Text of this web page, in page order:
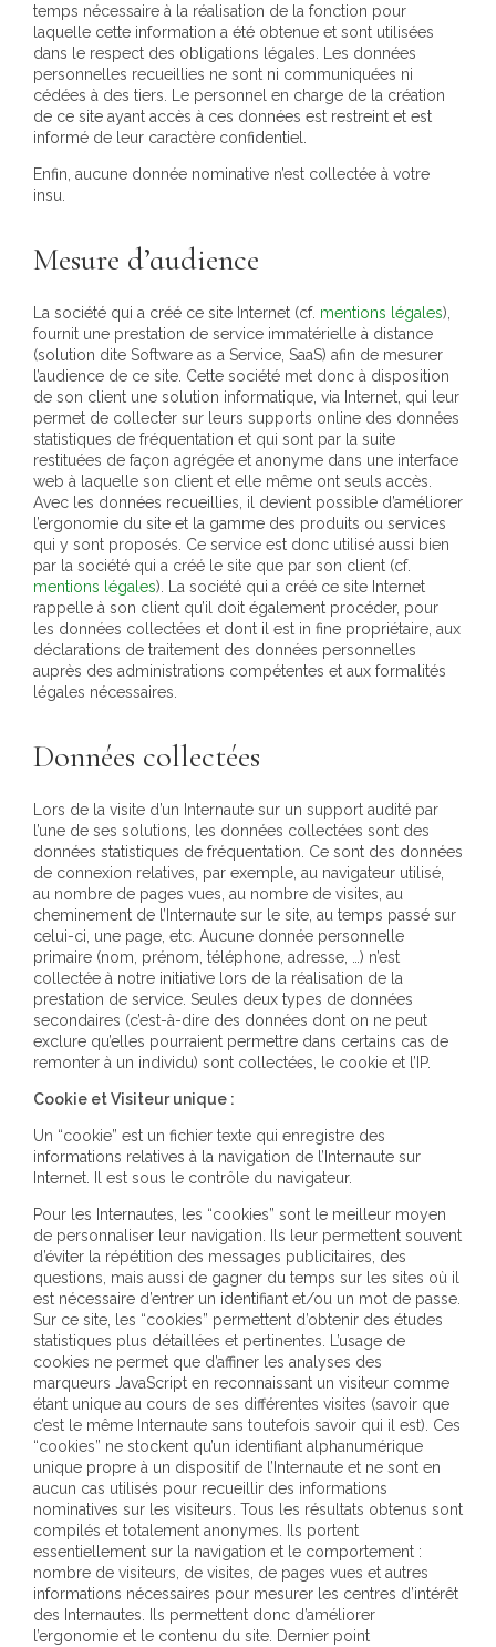
temps nécessaire à la réalisation de la fonction pour
laquelle cette information a été obtenue et sont utilisées
dans le respect des obligations légales. Les données
personnelles recueillies ne sont ni communiquées ni
cédées à des tiers. Le personnel en charge de la création
de ce site ayant accès à ces données est restreint et est
informé de leur caractère confidentiel.
Enfin, aucune donnée nominative n’est collectée à votre
insu.
Mesure d’audience
La société qui a créé ce site Internet (cf. mentions légales),
fournit une prestation de service immatérielle à distance
(solution dite Software as a Service, SaaS) afin de mesurer
l’audience de ce site. Cette société met donc à disposition
de son client une solution informatique, via Internet, qui leur
permet de collecter sur leurs supports online des données
statistiques de fréquentation et qui sont par la suite
restituées de façon agrégée et anonyme dans une interface
web à laquelle son client et elle même ont seuls accès.
Avec les données recueillies, il devient possible d’améliorer
l’ergonomie du site et la gamme des produits ou services
qui y sont proposés. Ce service est donc utilisé aussi bien
par la société qui a créé le site que par son client (cf.
mentions légales). La société qui a créé ce site Internet
rappelle à son client qu’il doit également procéder, pour
les données collectées et dont il est in fine propriétaire, aux
déclarations de traitement des données personnelles
auprès des administrations compétentes et aux formalités
légales nécessaires.
Données collectées
Lors de la visite d’un Internaute sur un support audité par
l’une de ses solutions, les données collectées sont des
données statistiques de fréquentation. Ce sont des données
de connexion relatives, par exemple, au navigateur utilisé,
au nombre de pages vues, au nombre de visites, au
cheminement de l’Internaute sur le site, au temps passé sur
celui-ci, une page, etc. Aucune donnée personnelle
primaire (nom, prénom, téléphone, adresse, …) n’est
collectée à notre initiative lors de la réalisation de la
prestation de service. Seules deux types de données
secondaires (c’est-à-dire des données dont on ne peut
exclure qu’elles pourraient permettre dans certains cas de
remonter à un individu) sont collectées, le cookie et l’IP.
Cookie et Visiteur unique :
Un “cookie” est un fichier texte qui enregistre des
informations relatives à la navigation de l’Internaute sur
Internet. Il est sous le contrôle du navigateur.
Pour les Internautes, les “cookies” sont le meilleur moyen
de personnaliser leur navigation. Ils leur permettent souvent
d’éviter la répétition des messages publicitaires, des
questions, mais aussi de gagner du temps sur les sites où il
est nécessaire d’entrer un identifiant et/ou un mot de passe.
Sur ce site, les “cookies” permettent d’obtenir des études
statistiques plus détaillées et pertinentes. L’usage de
cookies ne permet que d’affiner les analyses des
marqueurs JavaScript en reconnaissant un visiteur comme
étant unique au cours de ses différentes visites (savoir que
c’est le même Internaute sans toutefois savoir qui il est). Ces
“cookies” ne stockent qu’un identifiant alphanumérique
unique propre à un dispositif de l’Internaute et ne sont en
aucun cas utilisés pour recueillir des informations
nominatives sur les visiteurs. Tous les résultats obtenus sont
compilés et totalement anonymes. Ils portent
essentiellement sur la navigation et le comportement :
nombre de visiteurs, de visites, de pages vues et autres
informations nécessaires pour mesurer les centres d’intérêt
des Internautes. Ils permettent donc d’améliorer
l’ergonomie et le contenu du site. Dernier point